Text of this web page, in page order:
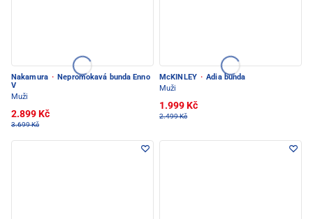
Nakamura · Nepromokavá bunda Enno
V
Muži
2.899 Kč
3.699 Kč
McKINLEY · Adia bunda
Muži
1.999 Kč
2.499 Kč